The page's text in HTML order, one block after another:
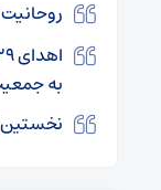
به
نخستین